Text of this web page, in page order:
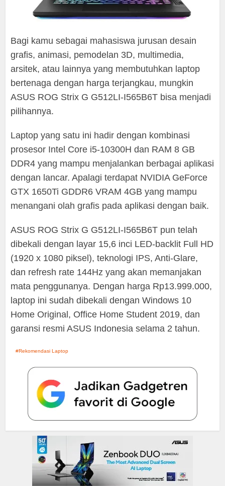
Bagi kamu sebagai mahasiswa jurusan desain
grafis, animasi, pemodelan 3D, multimedia,
arsitek, atau lainnya yang membutuhkan laptop
bertenaga dengan harga terjangkau, mungkin
ASUS ROG Strix G G512LI-I565B6T bisa menjadi
pilihannya.
Laptop yang satu ini hadir dengan kombinasi
prosesor Intel Core i5-10300H dan RAM 8 GB
DDR4 yang mampu menjalankan berbagai aplikasi
dengan lancar. Apalagi terdapat NVIDIA GeForce
GTX 1650Ti GDDR6 VRAM 4GB yang mampu
menangani olah grafis pada aplikasi dengan baik.
ASUS ROG Strix G G512LI-I565B6T pun telah
dibekali dengan layar 15,6 inci LED-backlit Full HD
(1920 x 1080 piksel), teknologi IPS, Anti-Glare,
dan refresh rate 144Hz yang akan memanjakan
mata penggunanya. Dengan harga Rp13.999.000,
laptop ini sudah dibekali dengan Windows 10
Home Original, Office Home Student 2019, dan
garansi resmi ASUS Indonesia selama 2 tahun.
Rekomendasi Laptop